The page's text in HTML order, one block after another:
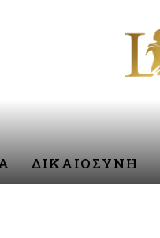
ΔΙΚΑΙΟΣΥΝΗ